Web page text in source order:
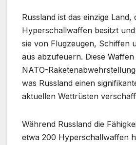
Russland ist das einzige Land,
Hyperschallwaffen besitzt
sie von Flugzeugen, Schiffen
aus abzufeuern. Diese
NATO-
was Russland einen
aktuellen Wettrüsten
Während Russland die
etwa 200 Hyperschallwaffen